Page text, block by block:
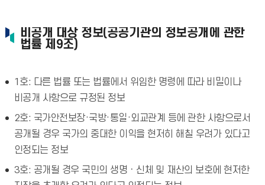
비공개 대상 정보(공공기관의 정보공개에 관한
법률 제9조)
1호: 다른 법률 또는 법률에서 위임한 명령에 따라 비밀이나
비공개 사항으로 규정된 정보
2호: 국가안전보장·국방·통일·외교관계 등에 관한 사항으로서
공개될 경우 국가의 중대한 이익을 현저히 해칠 우려가 있다고
인정되는 정보
3호: 공개될 경우 국민의 생명ㆍ신체 및 재산의 보호에 현저한